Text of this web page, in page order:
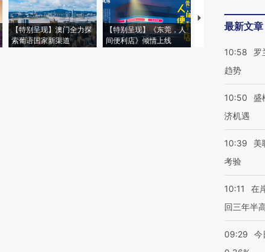
【特别呈现】澳门全力探
索葡语国家新渠道
【特别呈现】《东莞，人
间便利店》倾情上线
【推广】走进第四届
会，让数智科技“链”
最新文章
10:58
罗
趋势
10:50
盛
济机遇
10:39
美
考验
10:11
在
回三年半
09:29
今